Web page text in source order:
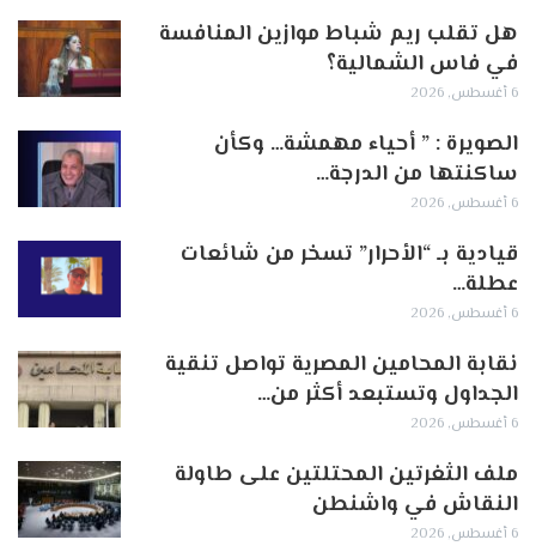
هل تقلب ريم شباط موازين المنافسة
في فاس الشمالية؟
6 أغسطس, 2026
الصويرة : ” أحياء مهمشة… وكأن
ساكنتها من الدرجة…
6 أغسطس, 2026
قيادية بـ “الأحرار” تسخر من شائعات
عطلة…
6 أغسطس, 2026
نقابة المحامين المصرية تواصل تنقية
الجداول وتستبعد أكثر من…
6 أغسطس, 2026
ملف الثغرتين المحتلتين على طاولة
النقاش في واشنطن
6 أغسطس, 2026